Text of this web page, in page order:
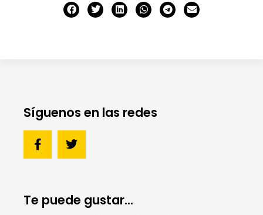
Síguenos en las redes
Te puede gustar...